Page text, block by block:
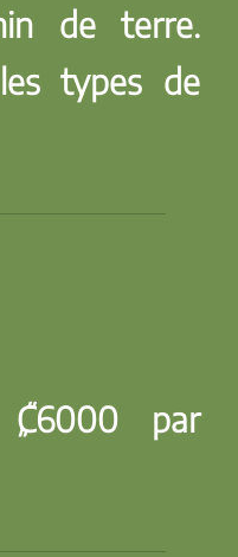
de terre.
types de
par